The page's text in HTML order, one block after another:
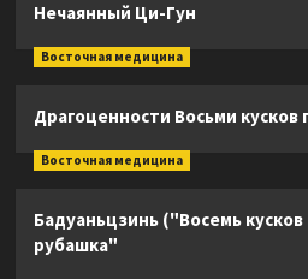
Нечаянный Ци-Гун
Восточная медицина
Драгоценности Восьми кусков
Восточная медицина
Бадуаньцзинь ("Восемь
рубашка"